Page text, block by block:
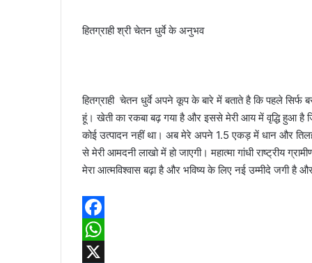
हितग्राही श्री चेतन धुर्वे के अनुभव
हितग्राही चेतन धुर्वे अपने कूप के बारे में बताते है कि पहले
हूं। खेती का रकबा बढ़ गया है और इससे मेरी आय में वृद्धि हुआ है
कोई उत्पादन नहीं था। अब मेरे अपने 1.5 एकड़ में धान और
से मेरी आमदनी लाखो में हो जाएगी। महात्मा गांधी राष्ट्रीय
मेरा आत्मविश्वास बढ़ा है और भविष्य के लिए नई उम्मीदे जगी है
F
aW